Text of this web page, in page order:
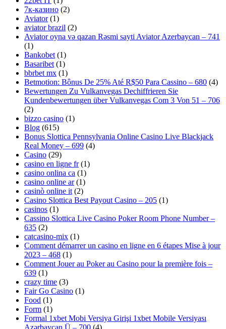
7к-казино (2)
Aviator(1)
aviator brazil (2)
Aviator oyna və qazan Rəsmi sayti Aviator Azerbaycan – 741
(1)
Bankobet (1)
Basaribet (1)
bbrbet mx (1)
Betmotion: Bônus De 25% Até R$50 Para Cassino – 680 (4)
Bewertungen Zu Vulkanvegas Dechiffrieren Sie
Kundenbewertungen über Vulkanvegas Com 3 Von 51 – 706
(2)
bizzo casino (1)
Blog (615)
Bonus Slottica Pennsylvania Online Casino Live Blackjack
Real Money – 699 (4)
Casino (29)
casino en ligne fr(1)
casino onlina ca (1)
casino online ar(1)
casinò online it (2)
Casino Slottica Best Payout Casino – 205 (1)
casinos (1)
Cassino Slottica Live Casino Poker Room Phone Number –
635 (2)
catcasino-mix (1)
Comment démarrer un casino en ligne en 6 étapes Mise à jour
2023 – 468 (1)
Comment Jouer au Poker au Casino pour la première fois –
639 (1)
crazy time (3)
Fair Go Casino (1)
Food (1)
Form (1)
Formal 1xbet Mobi Versiya Girişi 1xbet Mobile Versiyası